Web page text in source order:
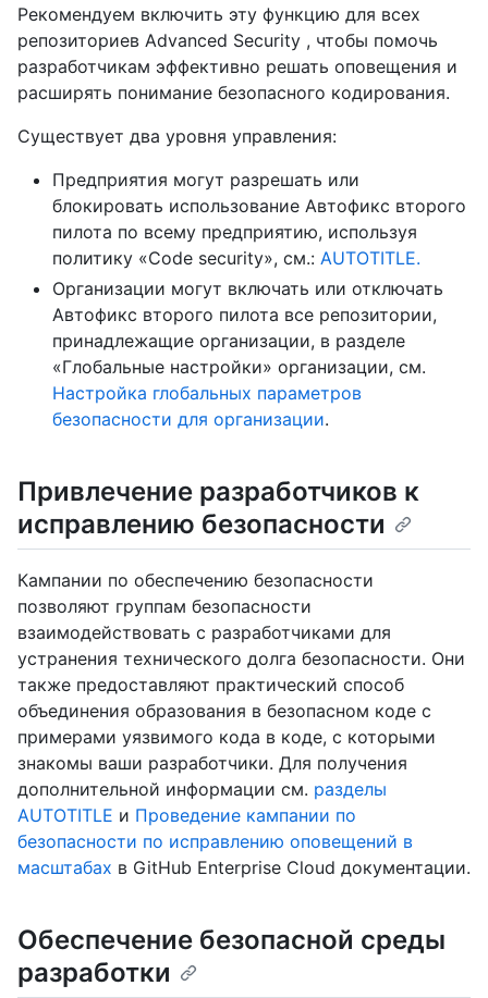
Рекомендуем включить эту функцию для всех
репозиториев Advanced Security , чтобы помочь
разработчикам эффективно решать оповещения и
расширять понимание безопасного кодирования.
Существует два уровня управления:
Предприятия могут разрешать или
блокировать использование Автофикс второго
пилота по всему предприятию, используя
политику «Code security», см.: AUTOTITLE.
Организации могут включать или отключать
Автофикс второго пилота все репозитории,
принадлежащие организации, в разделе
«Глобальные настройки» организации, см.
Настройка глобальных параметров
безопасности для организации.
Привлечение разработчиков к
исправлению безопасности
Кампании по обеспечению безопасности
позволяют группам безопасности
взаимодействовать с разработчиками для
устранения технического долга безопасности. Они
также предоставляют практический способ
объединения образования в безопасном коде с
примерами уязвимого кода в коде, с которыми
знакомы ваши разработчики. Для получения
дополнительной информации см. разделы
AUTOTITLE и Проведение кампании по
безопасности по исправлению оповещений в
масштабах в GitHub Enterprise Cloud документации.
Обеспечение безопасной среды
разработки